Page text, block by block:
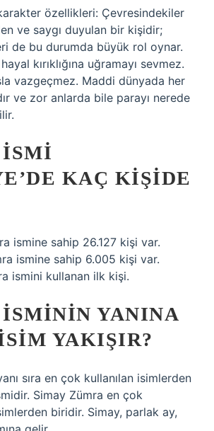
özellikleri: Çevresindekiler
ve saygı duyulan bir kişidir;
de bu durumda büyük rol oynar.
kırıklığına uğramayı sevmez.
vazgeçmez. Maddi dünyada her
ve zor anlarda bile parayı nerede
ISMI
KAÇ KIŞIDE
ismine sahip 26.127 kişi var.
ismine sahip 6.005 kişi var.
ismini kullanan ilk kişi.
YANINA
YAKIŞIR?
sıra en çok kullanılan isimlerden
Simay Zümra en çok
biridir. Simay, parlak ay,